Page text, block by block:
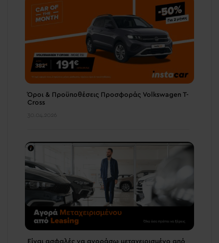
Όροι & Προϋποθέσεις Προσφοράς Volkswagen T-
Cross
30.04.2026
Είναι ασφαλές να αγοράσω μεταχειρισμένο από